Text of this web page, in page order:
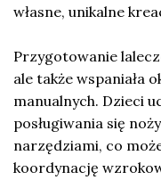
własne, unikalne
Przygotowanie
ale także wspaniała
manualnych. Dzieci
posługiwania się
narzędziami, co
koordynację